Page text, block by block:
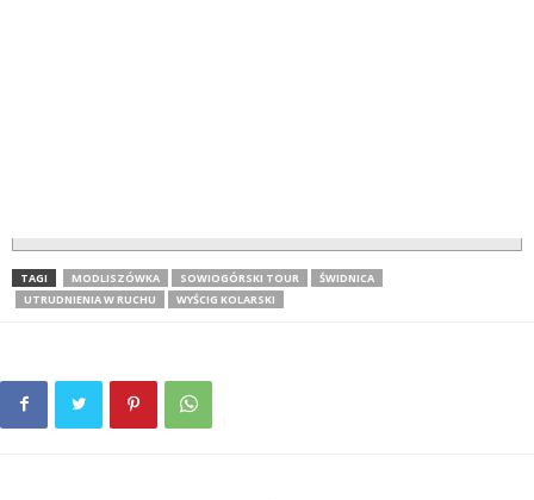
TAGI MODLISZÓWKA SOWIOGÓRSKI TOUR
ŚWIDNICA
UTRUDNIENIA W RUCHU
WYŚCIG KOLARSKI